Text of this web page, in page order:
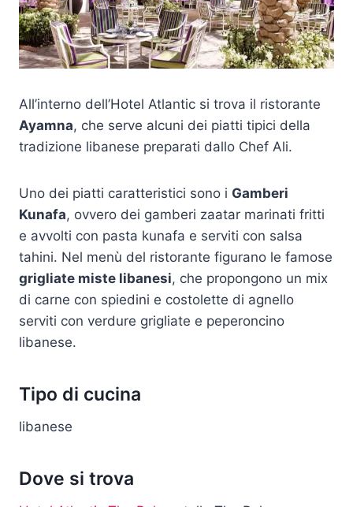
All’interno dell’Hotel Atlantic si trova il ristorante
Ayamna, che serve alcuni dei piatti tipici della
tradizione libanese preparati dallo Chef Ali.
Uno dei piatti caratteristici sono i Gamberi
Kunafa, ovvero dei gamberi zaatar marinati fritti
e avvolti con pasta kunafa e serviti con salsa
tahini. Nel menù del ristorante figurano le famose
grigliate miste libanesi, che propongono un mix
di carne con spiedini e costolette di agnello
serviti con verdure grigliate e peperoncino
libanese.
Tipo di cucina
libanese
Dove si trova